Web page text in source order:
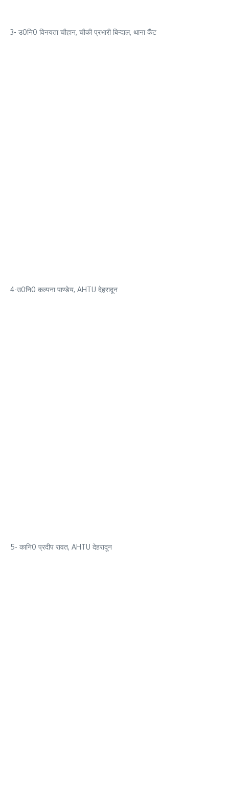
3- उ0नि0 विनयता चौहान, चौकी प्रभारी बिन्दाल, थाना कैंट
4-उ0नि0 कल्पना पाण्डेय, AHTU देहरादून
5- कानि0 प्रदीप रावत, AHTU देहरादून